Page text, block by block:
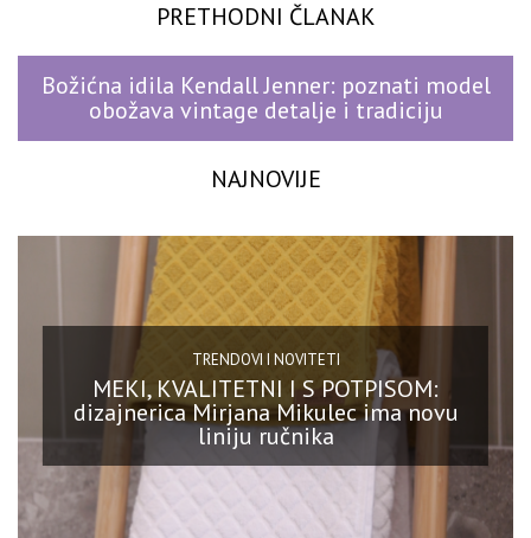
PRETHODNI ČLANAK
Božićna idila Kendall Jenner: poznati model
obožava vintage detalje i tradiciju
NAJNOVIJE
TRENDOVI I NOVITETI
MEKI, KVALITETNI I S POTPISOM:
dizajnerica Mirjana Mikulec ima novu
liniju ručnika